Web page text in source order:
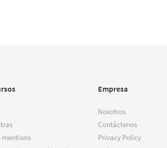
mentions
Empresa
Nosotros
Contáctenos
Privacy Policy